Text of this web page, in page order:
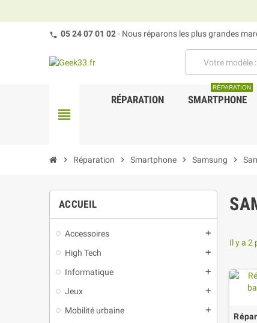
05 24 07 01 02- Nous réparons les plus grandes
view_headline
RÉPARATION SMARTPHONE
RÉPARATION
chevron_right Réparation chevron_right Smartphone chevron_right Samsung chevron_right
ACCUEIL
Accessoires add
High Tech add
Informatique add
Jeux add
Mobilité urbaine add
Il y a 2